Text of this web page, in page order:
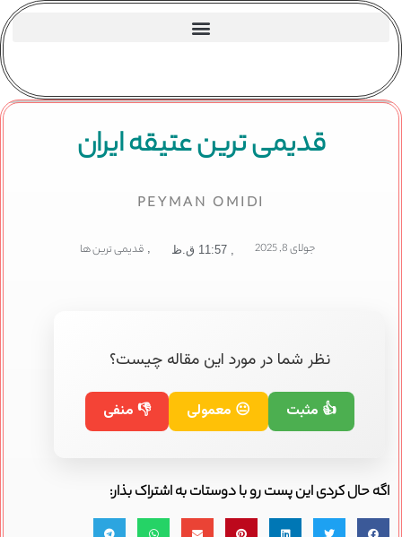
قدیمی ترین عتیقه ایران
PEYMAN OMIDI
جولای 8, 2025 11:57 ق.ظ , قدیمی ترین ها
نظر شما در مورد این مقاله چیست؟
👍 مثبت 😐 معمولی 👎 منفی
اگه حال کردی این پست رو با دوستات به اشتراک بذار: